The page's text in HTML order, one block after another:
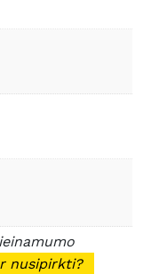
nusipirkti?